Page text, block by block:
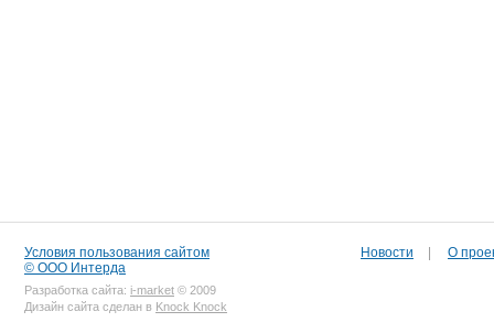
Условия пользования сайтом
© ООО Интерда
Разработка сайта: i-market © 2009
Дизайн сайта сделан в Knock Knock
Новости О